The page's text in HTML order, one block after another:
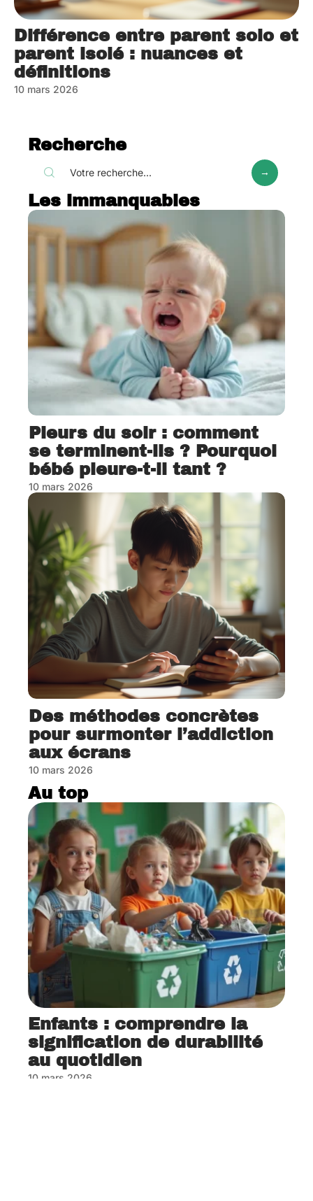
Différence entre parent solo et
parent isolé : nuances et
définitions
10 mars 2026
Recherche
Les immanquables
Pleurs du soir : comment
se terminent-ils ? Pourquoi
bébé pleure-t-il tant ?
10 mars 2026
Des méthodes concrètes
pour surmonter l’addiction
aux écrans
10 mars 2026
Au top
Enfants : comprendre la
signification de durabilité
au quotidien
10 mars 2026